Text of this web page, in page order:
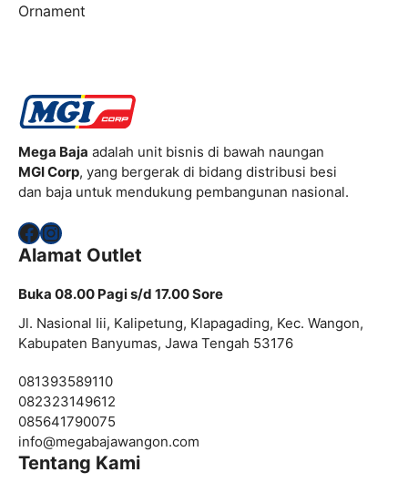
Ornament
Mega Baja adalah unit bisnis di bawah naungan
MGI Corp, yang bergerak di bidang distribusi besi
dan baja untuk mendukung pembangunan nasional.
Facebook
Instagram
Alamat Outlet
Buka 08.00 Pagi s/d 17.00 Sore
Jl. Nasional Iii, Kalipetung, Klapagading, Kec. Wangon,
Kabupaten Banyumas, Jawa Tengah 53176
081393589110
082323149612
085641790075
info@megabajawangon.com
Tentang Kami